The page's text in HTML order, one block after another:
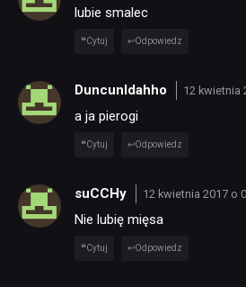
lubie smalec
Cytuj Odpowiedz
DuncunIdahho 12 kwietnia
a ja pierogi
Cytuj Odpowiedz
suCCHy 12 kwietnia 2017 o
Nie lubię mięsa
Cytuj Odpowiedz